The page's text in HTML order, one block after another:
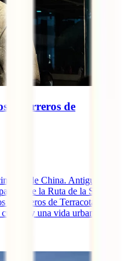
Guerreros de
de China. Antigua
de la Ruta de la Seda,
Guerreros de Terracota, sino
y una vida urbana